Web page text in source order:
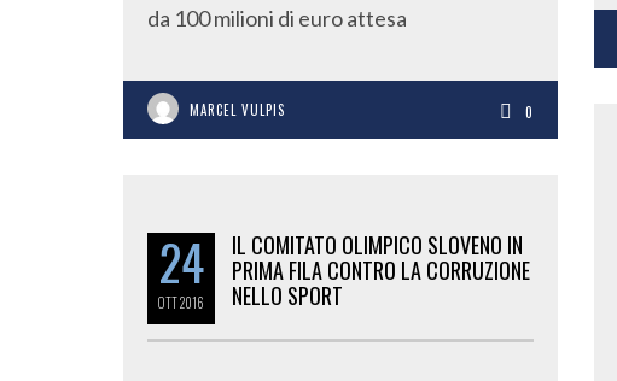
da 100 milioni di euro attesa
MARCEL VULPIS 0
24
OTT2016
IL COMITATO OLIMPICO SLOVENO IN
PRIMA FILA CONTRO LA CORRUZIONE
NELLO SPORT